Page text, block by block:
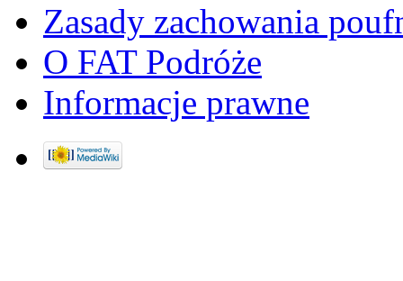
Zasady zachowania
O FAT Podróże
Informacje prawne